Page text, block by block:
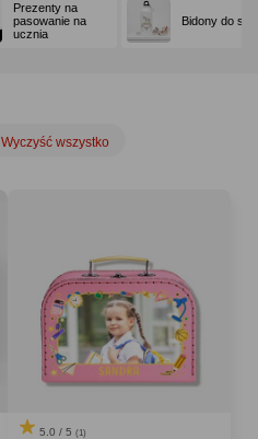
Prezenty na
pasowanie na
ucznia
Bidony do
Wyczyść wszystko
5.0 / 5 (1)